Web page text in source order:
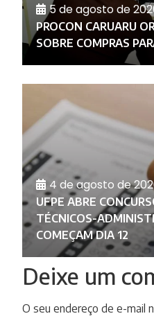
5 de agosto de
PROCON CARUARU
SOBRE COMPRAS
4 de agosto de
UFPE ABRE
TÉCNICOS-
COMEÇAM DIA 12
Deixe um
O seu endereço de e-mail